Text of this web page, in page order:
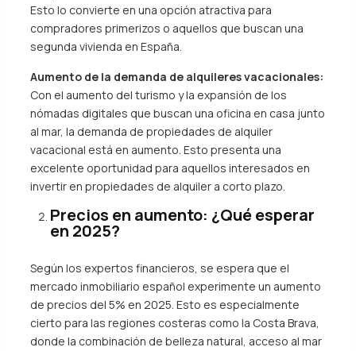
Esto lo convierte en una opción atractiva para
compradores primerizos o aquellos que buscan una
segunda vivienda en España.
Aumento de la demanda de alquileres vacacionales:
Con el aumento del turismo y la expansión de los
nómadas digitales que buscan una oficina en casa junto
al mar, la demanda de propiedades de alquiler
vacacional está en aumento. Esto presenta una
excelente oportunidad para aquellos interesados en
invertir en propiedades de alquiler a corto plazo.
Precios en aumento: ¿Qué esperar
en 2025?
Según los expertos financieros, se espera que el
mercado inmobiliario español experimente un aumento
de precios del 5% en 2025. Esto es especialmente
cierto para las regiones costeras como la Costa Brava,
donde la combinación de belleza natural, acceso al mar